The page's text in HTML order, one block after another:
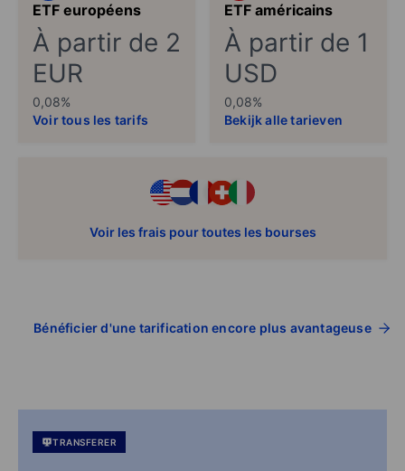
ETF européens
À partir de 2
EUR
0,08%
Voir tous les tarifs
ETF américains
À partir de 1
USD
0,08%
Bekijk alle tarieven
Voir les frais pour toutes les bourses
Bénéficier d'une tarification encore plus avantageuse
TRANSFERER